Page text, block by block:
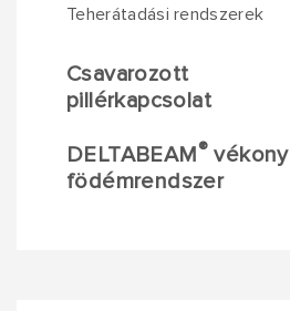
Teherátadási rendszerek
Csavarozott
pillérkapcsolat
DELTABEAM® vékony
födémrendszer